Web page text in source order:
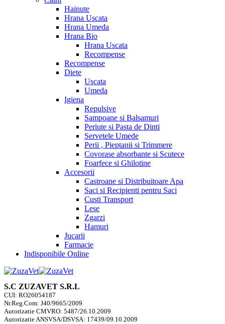
Hainute
Hrana Uscata
Hrana Umeda
Hrana Bio
Hrana Uscata
Recompense
Recompense
Diete
Uscata
Umeda
Igiena
Repulsive
Sampoane si Balsamuri
Periute si Pasta de Dinti
Servetele Umede
Perii , Pieptanii si Trimmere
Covorase absorbante si Scutece
Foarfece si Ghilotine
Accesorii
Castroane si Distribuitoare Apa
Saci si Recipienti pentru Saci
Custi Transport
Lese
Zgarzi
Hamuri
Jucarii
Farmacie
Indisponibile Online
S.C ZUZAVET S.R.L
CUI: RO26054187
Nr.Reg.Com: J40/9665/2009
Autorizatie CMVRO: 5487/26.10.2009
Autorizatie ANSVSA/DSVSA: 17439/09.10.2009